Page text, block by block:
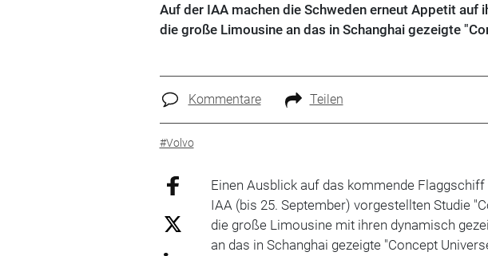
Auf der IAA machen die Schweden erneut Appetit
die große Limousine an das in Schanghai gezeigte
Kommentare Teilen
#Volvo
Einen Ausblick auf das kommende
IAA (bis 25. September) vorgestellten Studie
die große Limousine mit ihren dynamisch
an das in Schanghai gezeigte "Concept